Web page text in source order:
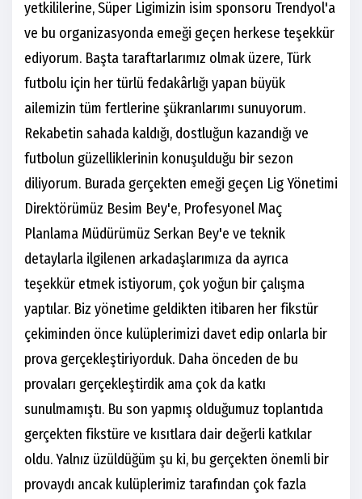
yetkililerine, Süper Ligimizin isim sponsoru Trendyol'a
ve bu organizasyonda emeği geçen herkese teşekkür
ediyorum. Başta taraftarlarımız olmak üzere, Türk
futbolu için her türlü fedakârlığı yapan büyük
ailemizin tüm fertlerine şükranlarımı sunuyorum.
Rekabetin sahada kaldığı, dostluğun kazandığı ve
futbolun güzelliklerinin konuşulduğu bir sezon
diliyorum. Burada gerçekten emeği geçen Lig Yönetimi
Direktörümüz Besim Bey'e, Profesyonel Maç
Planlama Müdürümüz Serkan Bey'e ve teknik
detaylarla ilgilenen arkadaşlarımıza da ayrıca
teşekkür etmek istiyorum, çok yoğun bir çalışma
yaptılar. Biz yönetime geldikten itibaren her fikstür
çekiminden önce kulüplerimizi davet edip onlarla bir
prova gerçekleştiriyorduk. Daha önceden de bu
provaları gerçekleştirdik ama çok da katkı
sunulmamıştı. Bu son yapmış olduğumuz toplantıda
gerçekten fikstüre ve kısıtlara dair değerli katkılar
oldu. Yalnız üzüldüğüm şu ki, bu gerçekten önemli bir
provaydı ancak kulüplerimiz tarafından çok fazla